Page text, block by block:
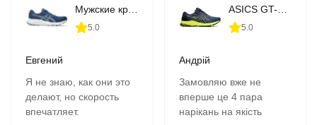
Мужские кроссовки для бега ASICS GEL-CONTEND 9 (1011B881-407)
5.0
Евгений
Я не знаю, как они это
делают, но скорость
впечатляет.
ASICS GT-1000 10 (1011B001-406)
5.0
Андрій
Замовляю вже не
вперше це 4 пара
нарікань на якість